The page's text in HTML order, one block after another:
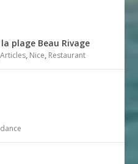
plage Beau Rivage
Articles, Nice, Restaurant